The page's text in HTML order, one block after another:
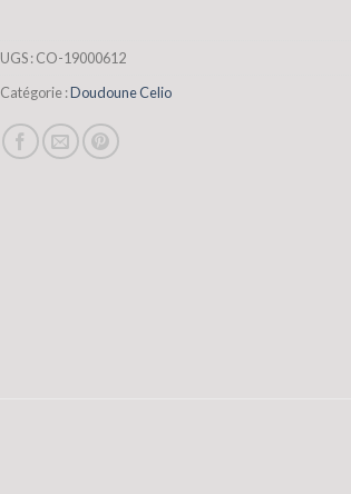
UGS :CO-19000612
Catégorie :Doudoune Celio